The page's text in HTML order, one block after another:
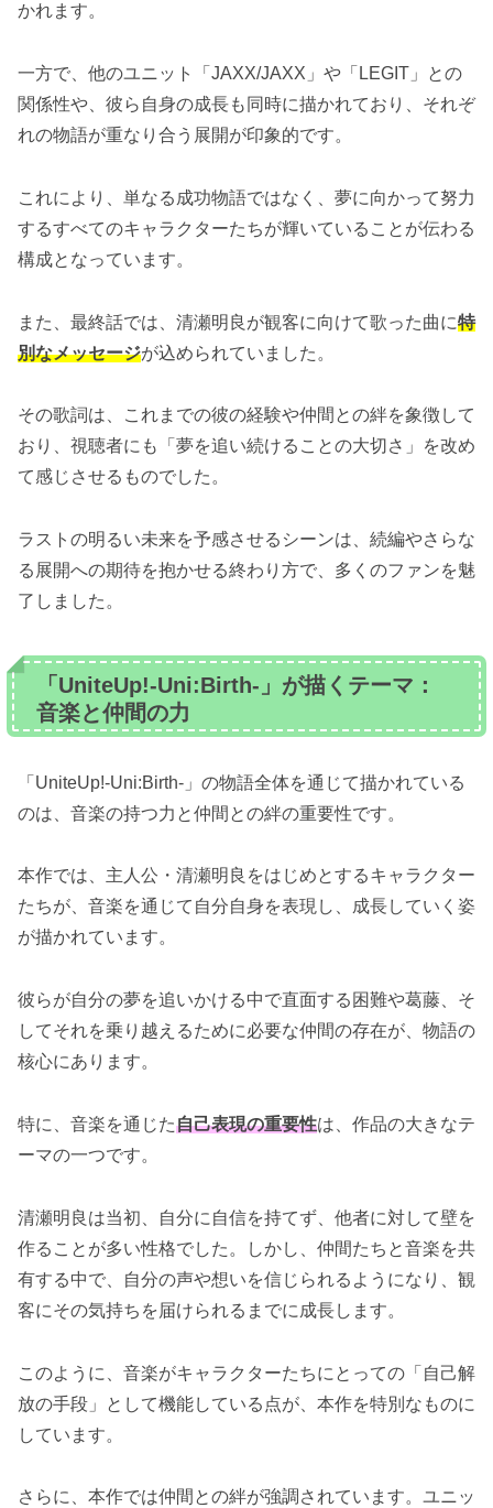
かれます。
一方で、他のユニット「JAXX/JAXX」や「LEGIT」との
関係性や、彼ら自身の成長も同時に描かれており、それぞ
れの物語が重なり合う展開が印象的です。
これにより、単なる成功物語ではなく、夢に向かって努力
するすべてのキャラクターたちが輝いていることが伝わる
構成となっています。
また、最終話では、清瀬明良が観客に向けて歌った曲に特
別なメッセージが込められていました。
その歌詞は、これまでの彼の経験や仲間との絆を象徴して
おり、視聴者にも「夢を追い続けることの大切さ」を改め
て感じさせるものでした。
ラストの明るい未来を予感させるシーンは、続編やさらな
る展開への期待を抱かせる終わり方で、多くのファンを魅
了しました。
「UniteUp!-Uni:Birth-」が描くテーマ：
音楽と仲間の力
「UniteUp!-Uni:Birth-」の物語全体を通じて描かれている
のは、音楽の持つ力と仲間との絆の重要性です。
本作では、主人公・清瀬明良をはじめとするキャラクター
たちが、音楽を通じて自分自身を表現し、成長していく姿
が描かれています。
彼らが自分の夢を追いかける中で直面する困難や葛藤、そ
してそれを乗り越えるために必要な仲間の存在が、物語の
核心にあります。
特に、音楽を通じた自己表現の重要性は、作品の大きなテ
ーマの一つです。
清瀬明良は当初、自分に自信を持てず、他者に対して壁を
作ることが多い性格でした。しかし、仲間たちと音楽を共
有する中で、自分の声や想いを信じられるようになり、観
客にその気持ちを届けられるまでに成長します。
このように、音楽がキャラクターたちにとっての「自己解
放の手段」として機能している点が、本作を特別なものに
しています。
さらに、本作では仲間との絆が強調されています。ユニッ